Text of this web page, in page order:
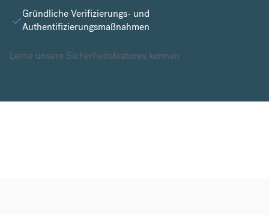
Gründliche Verifizierungs- und
Authentifizierungsmaßnahmen
Lerne unsere Sicherheitsfeatures kennen